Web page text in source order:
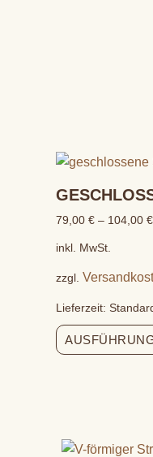
79,00€ – 104,00€
inkl. MwSt.
zzgl.
Lieferzeit: